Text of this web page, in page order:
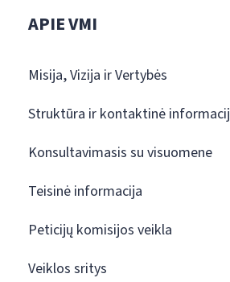
APIE VMI
Misija, Vizija ir Vertybės
Struktūra ir kontaktinė
Konsultavimasis su visuomene
Teisinė informacija
Peticijų komisijos veikla
Veiklos sritys